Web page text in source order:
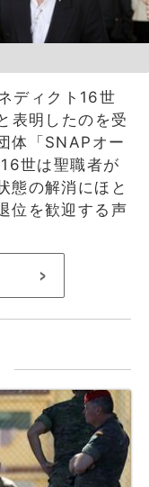
ディクト16世
表明したのを受
体「SNAPオー
世は聖職者が
態の解消にほと
位を歓迎する声
>